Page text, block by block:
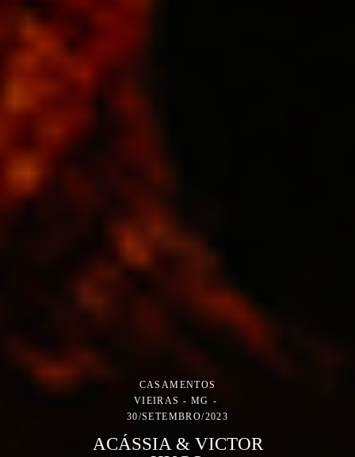
CASAMENTOS
VIEIRAS - MG
30/SETEMBRO/2023
ACÁSSIA & VICTOR